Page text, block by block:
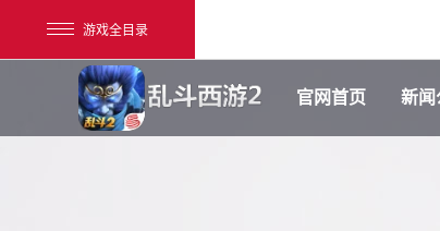
游戏全目录
官网首页 新闻